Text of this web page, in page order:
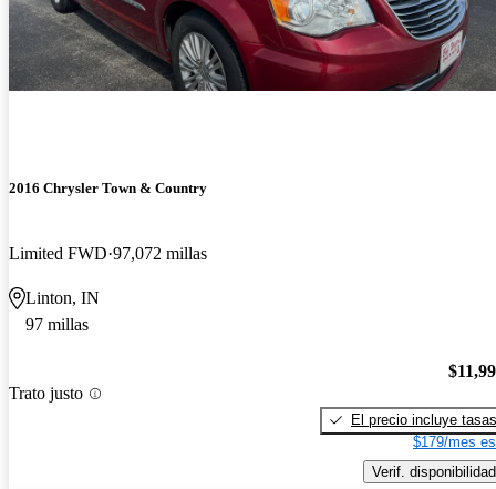
2016 Chrysler Town & Country
Limited FWD 97,072 millas
Linton, IN
97 millas
Trato justo
El precio incluye tasas
$179/mes
Verif. disponibilidad